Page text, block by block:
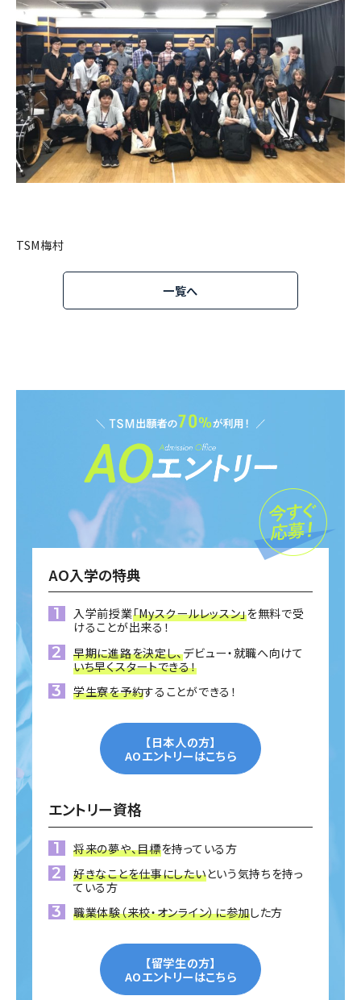
TSM梅村
一覧へ
AO入学の特典
入学前授業「Myスクールレッスン」を無料で受
けることが出来る！
早期に進路を決定し、デビュー・就職へ向けて
いち早くスタートできる！
学生寮を予約することができる！
【日本人の方】
AOエントリーはこちら
エントリー資格
将来の夢や、目標を持っている方
好きなことを仕事にしたいという気持ちを持っ
ている方
職業体験（来校・オンライン）に参加した方
【留学生の方】
AOエントリーはこちら